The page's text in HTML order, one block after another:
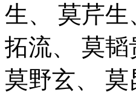
生、
莫芹生
拓流、
莫韬
莫野玄、
莫